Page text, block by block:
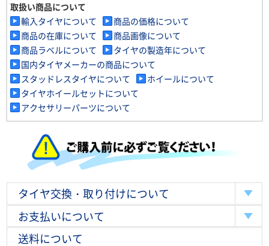
取扱い商品について
輸入タイヤについて
商品の価格について
商品の在庫について
商品画像について
商品ラベルについて
タイヤの製造年について
国内タイヤメーカーの商品について
スタッドレスタイヤについて
ホイールについて
タイヤホイールセットについて
アクセサリーパーツについて
タイヤ交換・取り付けについて
お支払いについて
送料について